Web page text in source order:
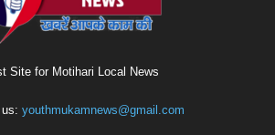
Site for Motihari Local News
youthmukamnews@gmail.com